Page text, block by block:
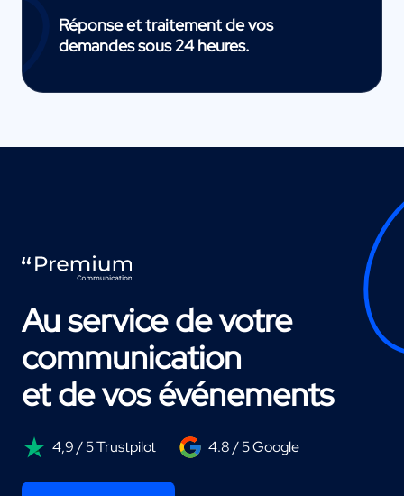
Réponse et traitement de vos
demandes sous 24 heures.
Au service de votre
communication
et de vos événements
4,9 / 5 Trustpilot 4.8 / 5 Google